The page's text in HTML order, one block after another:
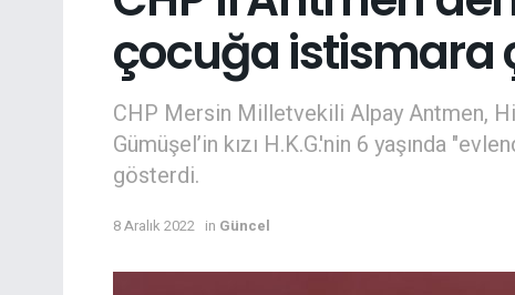
çocuğa istismara
CHP Mersin Milletvekili Alpay Antmen,
Gümüşel’in kızı H.K.G.'nin 6 yaşında
gösterdi.
8 Aralık 2022 in Güncel